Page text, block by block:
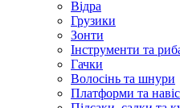
Відра
Грузики
Зонти
Інструменти та
Гачки
Волосінь та шнури
Платформи та навіс